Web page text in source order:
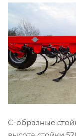
C-образные